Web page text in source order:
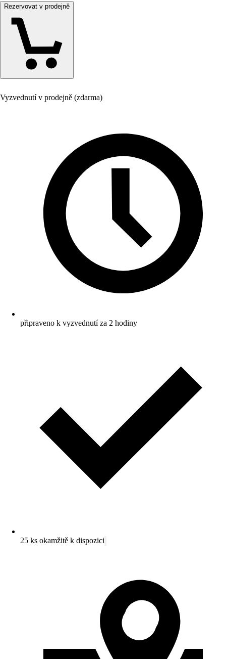
Rezervovat v prodejně
Vyzvednutí v prodejně (zdarma)
připraveno k vyzvednutí za 2 hodiny
25 ks okamžitě k dispozici